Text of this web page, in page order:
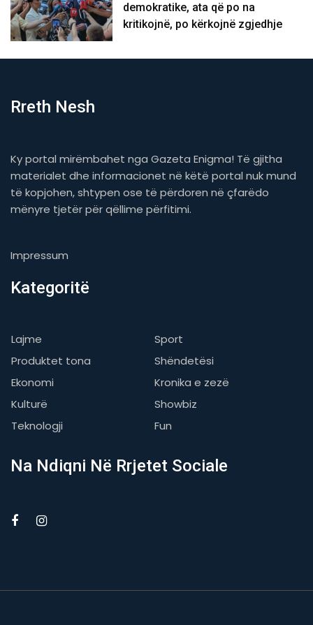
demokratike, ata që po na
kritikojnë, po kërkojnë zgjedhje
Rreth Nesh
Ky portal mirëmbahet nga Gazeta Enigma! Të gjitha
materialet dhe informacionet në këtë portal nuk mund
të kopjohen, shtypen ose të përdoren në çfarëdo
mënyre tjetër për qëllime përfitimi.
Impressum
Kategoritë
Lajme
Sport
Produktet tona
Shëndetësi
Ekonomi
Kronika e zezë
Kulturë
Showbiz
Teknologji
Fun
Na Ndiqni Në Rrjetet Sociale